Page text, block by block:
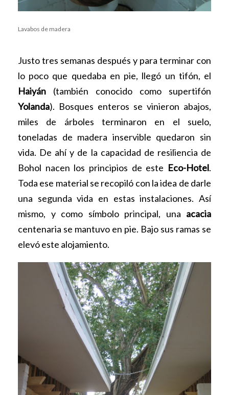
Lavabos de madera
Justo tres semanas después y para terminar con
lo poco que quedaba en pie, llegó un tifón, el
Haiyán (también conocido como supertifón
Yolanda). Bosques enteros se vinieron abajos,
miles de árboles terminaron en el suelo,
toneladas de madera inservible quedaron sin
vida. De ahí y de la capacidad de resiliencia de
Bohol nacen los principios de este Eco-Hotel.
Toda ese material se recopiló con la idea de darle
una segunda vida en estas instalaciones. Así
mismo, y como símbolo principal, una acacia
centenaria se mantuvo en pie. Bajo sus ramas se
elevó este alojamiento.